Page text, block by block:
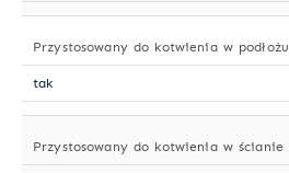
Przystosowany do kotwienia w podłożu
tak
Przystosowany do kotwienia w ścianie